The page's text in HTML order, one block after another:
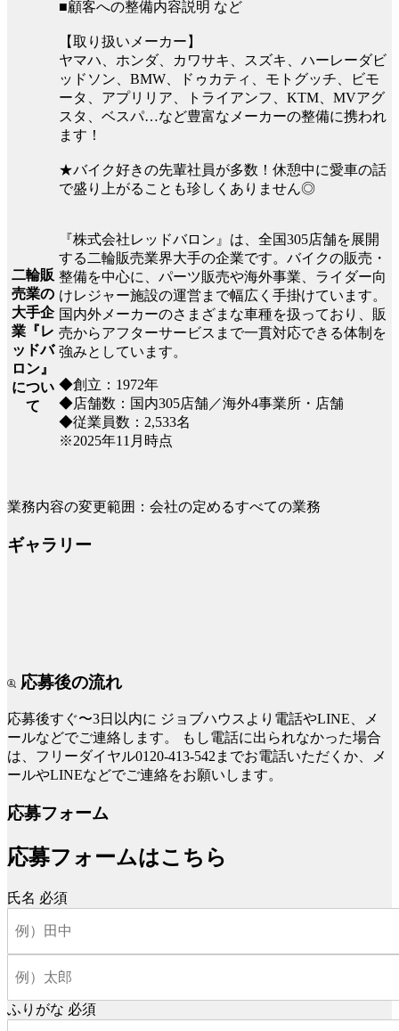
■顧客への整備内容説明 など
【取り扱いメーカー】
ヤマハ、ホンダ、カワサキ、スズキ、ハーレーダビ
ッドソン、BMW、ドゥカティ、モトグッチ、ビモ
ータ、アプリリア、トライアンフ、KTM、MVアグ
スタ、ベスパ…など豊富なメーカーの整備に携われ
ます！
★バイク好きの先輩社員が多数！休憩中に愛車の話
で盛り上がることも珍しくありません◎
二輪販
売業の
大手企
業『レ
ッドバ
ロン』
につい
て
『株式会社レッドバロン』は、全国305店舗を展開
する二輪販売業界大手の企業です。バイクの販売・
整備を中心に、パーツ販売や海外事業、ライダー向
けレジャー施設の運営まで幅広く手掛けています。
国内外メーカーのさまざまな車種を扱っており、販
売からアフターサービスまで一貫対応できる体制を
強みとしています。
◆創立：1972年
◆店舗数：国内305店舗／海外4事業所・店舗
◆従業員数：2,533名
※2025年11月時点
業務内容の変更範囲：会社の定めるすべての業務
ギャラリー
応募後の流れ
応募後すぐ〜3日以内に ジョブハウスより電話やLINE、メ
ールなどでご連絡します。
もし電話に出られなかった場合
は、フリーダイヤル0120-413-542までお電話いただくか、メ
ールやLINEなどでご連絡をお願いします。
応募フォーム
応募フォームはこちら
氏名 必須
ふりがな 必須